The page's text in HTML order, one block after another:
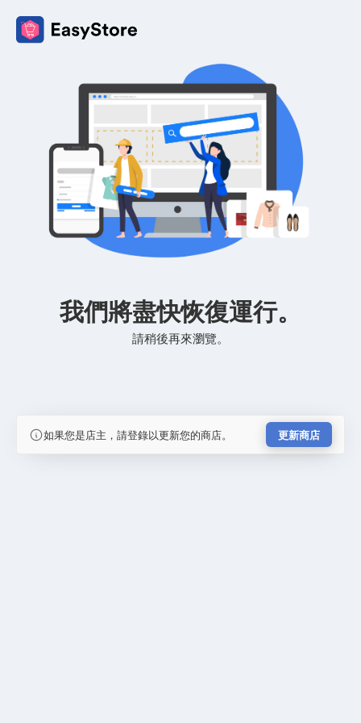
我們將盡快恢復運行。
請稍後再來瀏覽。
如果您是店主，請登錄以更新您的商店。 更新商店